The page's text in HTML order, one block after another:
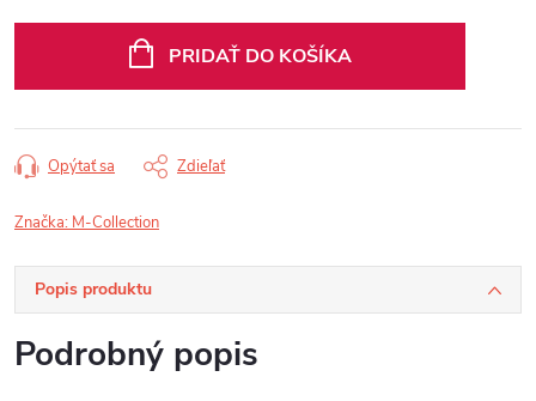
PRIDAŤ DO KOŠÍKA
Opýtať sa Zdieľať
Značka: M-Collection
Popis produktu
Podrobný popis